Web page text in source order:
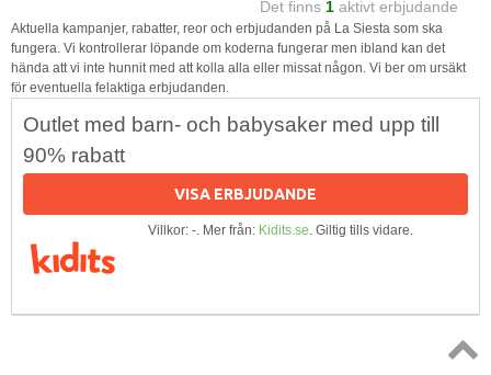
Det finns 1 aktivt erbjudande
Aktuella kampanjer, rabatter, reor och erbjudanden på La Siesta som ska
fungera. Vi kontrollerar löpande om koderna fungerar men ibland kan det
hända att vi inte hunnit med att kolla alla eller missat någon. Vi ber om ursäkt
för eventuella felaktiga erbjudanden.
Outlet med barn- och babysaker med upp till
90% rabatt
VISA ERBJUDANDE
Villkor: -. Mer från: Kidits.se. Giltig tills vidare.